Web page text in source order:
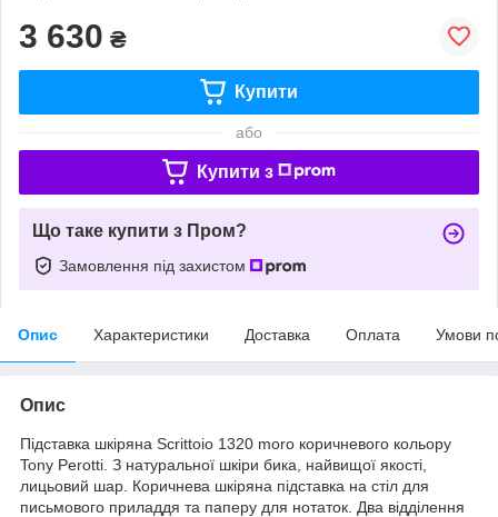
3 630 ₴
Купити
або
Купити з
Що таке купити з Пром?
Замовлення під захистом
Опис Характеристики Доставка Оплата Умови
Опис
Підставка шкіряна Scrittoio 1320 moro коричневого кольору
Tony Perotti. З натуральної шкіри бика, найвищої якості,
лицьовий шар. Коричнева шкіряна підставка на стіл для
письмового приладдя та паперу для нотаток. Два відділення